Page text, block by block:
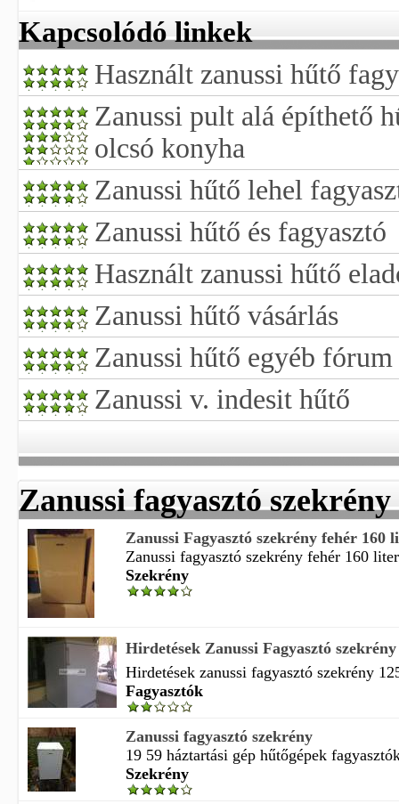
Kapcsolódó linkek
Használt zanussi hűtő
Zanussi pult alá építhető
olcsó konyha
Zanussi hűtő lehel
Zanussi hűtő és fagyasztó
Használt zanussi hűtő
Zanussi hűtő vásárlás
Zanussi hűtő egyéb fórum
Zanussi v. indesit hűtő
Zanussi fagyasztó szekrény
Zanussi Fagyasztó szekrény fehér 160
Zanussi fagyasztó szekrény fehér 160
Szekrény
Hirdetések Zanussi Fagyasztó szekrény
Hirdetések zanussi fagyasztó szekrény
Fagyasztók
Zanussi fagyasztó szekrény
19 59 háztartási gép hűtőgépek
Szekrény